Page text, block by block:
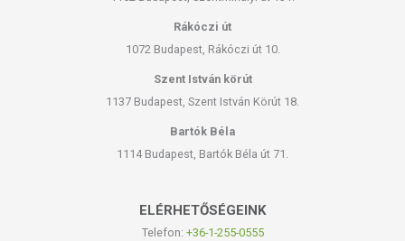
Rákóczi út
1072 Budapest, Rákóczi út 10.
Szent István körút
1137 Budapest, Szent István Körút 18.
Bartók Béla
1114 Budapest, Bartók Béla út 71.
ELÉRHETŐSÉGEINK
Telefon: +36-1-255-0555